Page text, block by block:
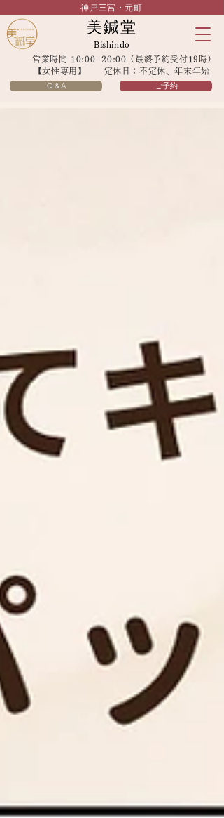
神戸三宮・元町
美鍼堂
Bishindo
営業時間 10:00 -20:00（最終予約受付19時）
【女性専用】 定休日：不定休、年末年始
Q＆A ご予約